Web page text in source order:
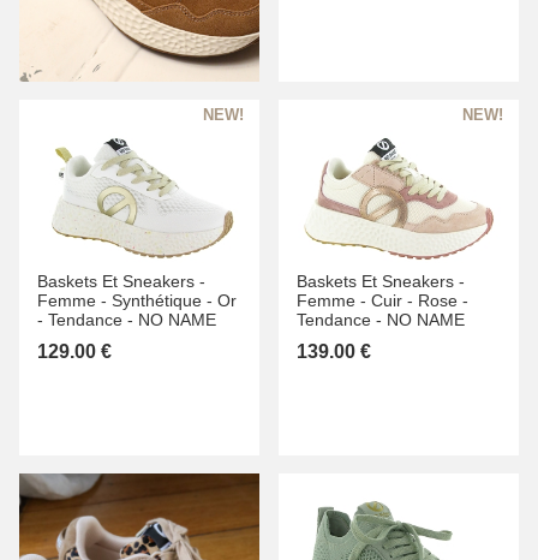
Baskets Et Sneakers -
Femme - Synthétique - Or
- Tendance - NO NAME
129.00 €
Baskets Et Sneakers -
Femme - Cuir - Rose -
Tendance - NO NAME
139.00 €